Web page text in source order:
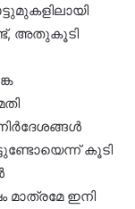
അതുകൂടി
കൂടി
മാത്രമേ ഇനി